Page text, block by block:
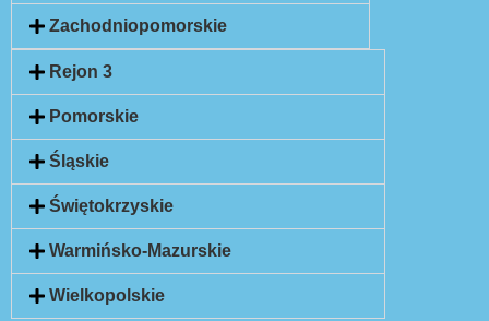
Rejon 3
Pomorskie
Śląskie
Świętokrzyskie
Warmińsko-Mazurskie
Wielkopolskie
Zachodniopomorskie